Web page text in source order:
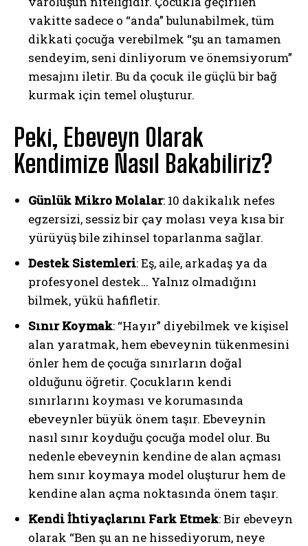
vakitte sadece o “anda” bulunabilmek, tüm
dikkati çocuğa verebilmek “şu an tamamen
sendeyim, seni dinliyorum ve önemsiyorum”
mesajını iletir. Bu da çocuk ile güçlü bir bağ
kurmak için temel oluşturur.
Peki, Ebeveyn Olarak
Kendimize Nasıl Bakabiliriz?
Günlük Mikro Molalar: 10 dakikalık nefes
egzersizi, sessiz bir çay molası veya kısa bir
yürüyüş bile zihinsel toparlanma sağlar.
Destek Sistemleri: Eş, aile, arkadaş ya da
profesyonel destek… Yalnız olmadığını
bilmek, yükü hafifletir.
Sınır Koymak: “Hayır” diyebilmek ve kişisel
alan yaratmak, hem ebeveynin tükenmesini
önler hem de çocuğa sınırların doğal
olduğunu öğretir. Çocukların kendi
sınırlarını koyması ve korumasında
ebeveynler büyük önem taşır. Ebeveynin
nasıl sınır koyduğu çocuğa model olur. Bu
nedenle ebeveynin kendine de alan açması
hem sınır koymaya model oluşturur hem de
kendine alan açma noktasında önem taşır.
Kendi İhtiyaçlarını Fark Etmek: Bir ebeveyn
olarak “Ben şu an ne hissediyorum, neye